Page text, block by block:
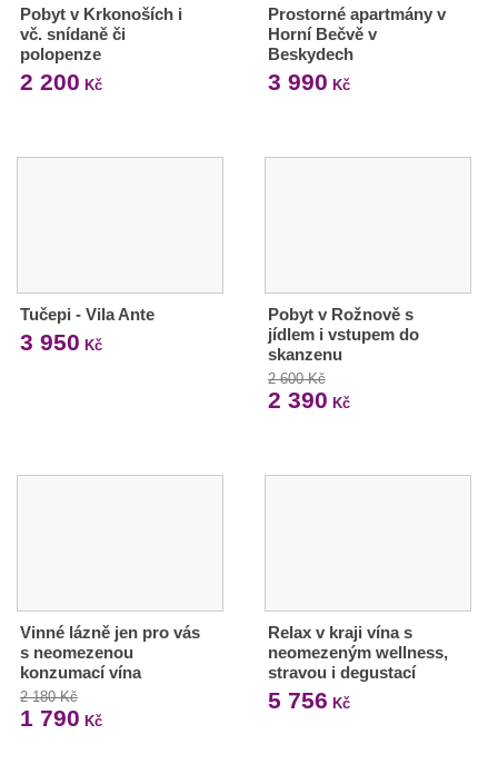
Pobyt v Krkonoších i
vč. snídaně či
polopenze
2 200 Kč
Prostorné apartmány v
Horní Bečvě v
Beskydech
3 990 Kč
Tučepi - Vila Ante
3 950 Kč
Pobyt v Rožnově s
jídlem i vstupem do
skanzenu
2 600 Kč
2 390 Kč
Vinné lázně jen pro vás
s neomezenou
konzumací vína
2 180 Kč
1 790 Kč
Relax v kraji vína s
neomezeným wellness,
stravou i degustací
5 756 Kč